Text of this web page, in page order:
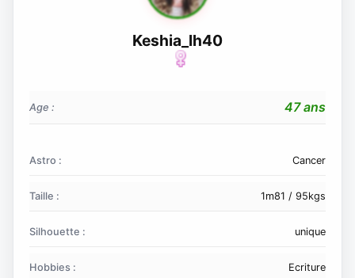
Keshia_lh40
Age : 47 ans
Astro : Cancer
Taille : 1m81 / 95kgs
Silhouette : unique
Hobbies : Ecriture